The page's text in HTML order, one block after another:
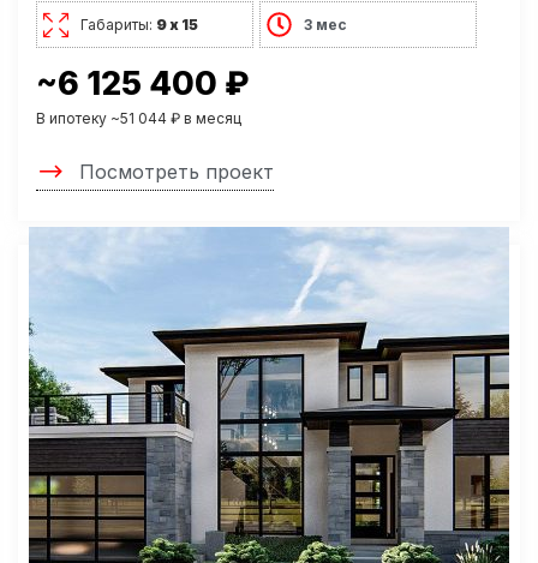
Габариты: 9 х 15 3 мес
~6 125 400 ₽
В ипотеку ~51 044 ₽ в месяц
Посмотреть проект